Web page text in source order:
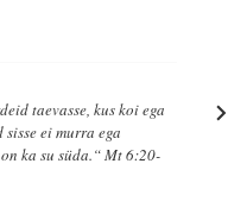
taevasse, kus koi ega
ei murra ega
ka su süda.“ Mt 6:20-